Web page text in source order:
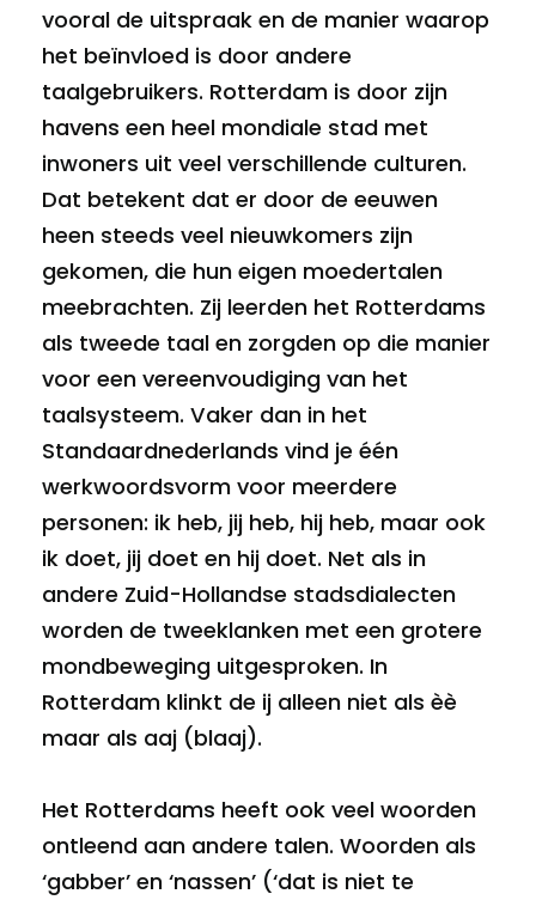
vooral de uitspraak en de manier waarop
het beïnvloed is door andere
taalgebruikers. Rotterdam is door zijn
havens een heel mondiale stad met
inwoners uit veel verschillende culturen.
Dat betekent dat er door de eeuwen
heen steeds veel nieuwkomers zijn
gekomen, die hun eigen moedertalen
meebrachten. Zij leerden het Rotterdams
als tweede taal en zorgden op die manier
voor een vereenvoudiging van het
taalsysteem. Vaker dan in het
Standaardnederlands vind je één
werkwoordsvorm voor meerdere
personen: ik heb, jij heb, hij heb, maar ook
ik doet, jij doet en hij doet. Net als in
andere Zuid-Hollandse stadsdialecten
worden de tweeklanken met een grotere
mondbeweging uitgesproken. In
Rotterdam klinkt de ij alleen niet als èè
maar als aaj (blaaj).
Het Rotterdams heeft ook veel woorden
ontleend aan andere talen. Woorden als
‘gabber’ en ‘nassen’ (‘dat is niet te